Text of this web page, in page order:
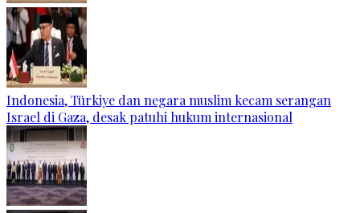
Indonesia, Türkiye dan negara muslim kecam serangan
Israel di Gaza, desak patuhi hukum internasional